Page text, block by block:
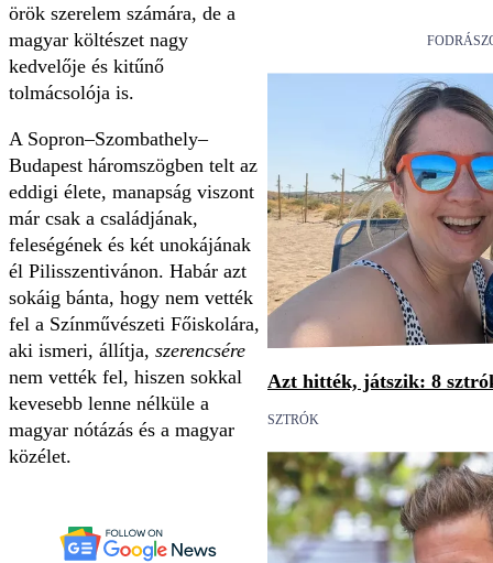
örök szerelem számára, de a
magyar költészet nagy
kedvelője és kitűnő
tolmácsolója is.
A Sopron–Szombathely–
Budapest háromszögben telt az
eddigi élete, manapság viszont
már csak a családjának,
feleségének és két unokájának
él Pilisszent­ivánon. Habár azt
sokáig bánta, hogy nem vették
fel a Színművészeti Főiskolára,
aki ismeri, állítja, szerencsére
nem vették fel, hiszen sokkal
kevesebb lenne nélküle a
magyar nótázás és a magyar
közélet.
Azt hitték, játszik: 8
SZTRÓK